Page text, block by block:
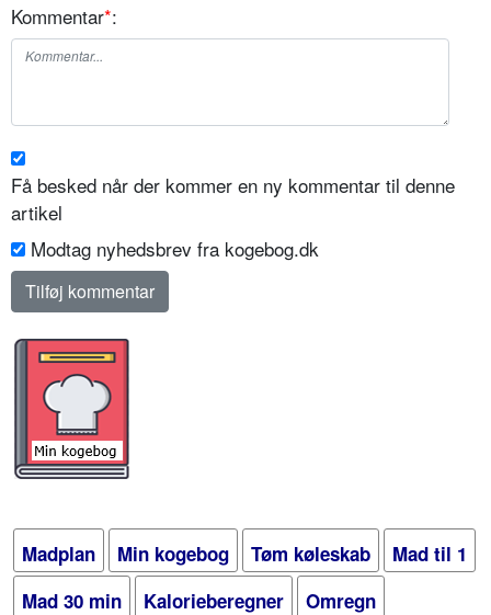
Kommentar*:
Få besked når der kommer en ny kommentar til denne
artikel
Modtag nyhedsbrev fra kogebog.dk
Madplan Min kogebog Tøm køleskab
Mad til 1
Mad 30 min
Kalorieberegner Omregn